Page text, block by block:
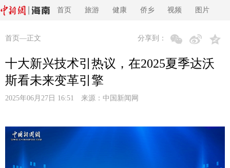
首页 旅游 健康 侨乡 视频 图片
首页 —正文 分享到：
十大新兴技术引热议，在2025夏季达沃
斯看未来变革引擎
2025年06月27日 16:51 来源： 中国新闻网